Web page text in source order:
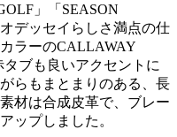
」「SEASON
デッセイらしさ満点の仕
ラーのCALLAWAY
ブも良いアクセントに
らもまとまりのある、長
材は合成皮革で、ブレー
ップしました。